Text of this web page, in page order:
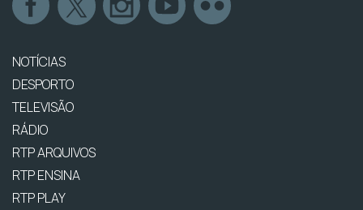
NOTÍCIAS
DESPORTO
TELEVISÃO
RÁDIO
RTP ARQUIVOS
RTP ENSINA
RTP PLAY